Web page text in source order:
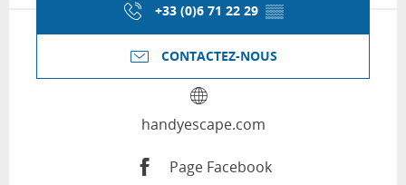
+33 (0)6 71 22 29 ▒▒
CONTACTEZ-NOUS
handyescape.com
Page Facebook